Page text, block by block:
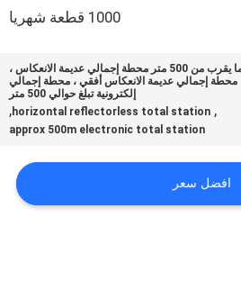
1000 قطعة شهريا
ما يقرب من 500 متر محطة إجمالي عديمة الانعكاس ،
محطة إجمالي عديمة الانعكاس أفقي ، محطة إجمالي
إلكترونية تبلغ حوالي 500 متر
,
horizontal reflectorless total station
,
approx 500m electronic total station
افضل سعر